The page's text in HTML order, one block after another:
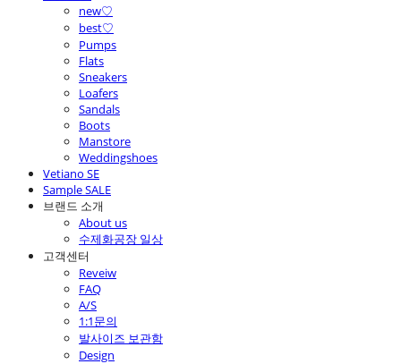
new♡
best♡
Pumps
Flats
Sneakers
Loafers
Sandals
Boots
Manstore
Weddingshoes
Vetiano SE
Sample SALE
브랜드 소개
About us
수제화공장 일상
고객센터
Reveiw
FAQ
A/S
1:1문의
발사이즈 보관함
Design